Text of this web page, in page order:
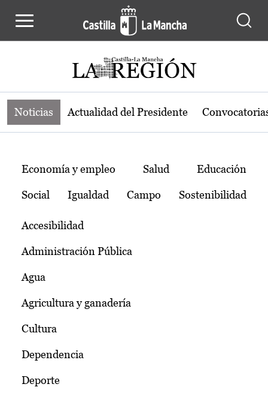
Noticias de la región de Castilla-La
Noticias Actualidad del Presidente
Temas
Economía y empleo Salud Educación
Social Igualdad Campo Sostenibilidad
Accesibilidad
Administración Pública
Agua
Agricultura y ganadería
Cultura
Dependencia
Deporte